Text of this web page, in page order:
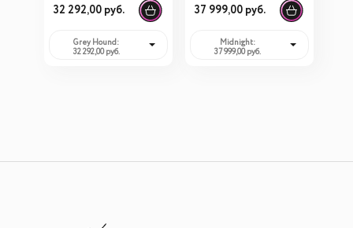
32 292,00 руб.
Grey Hound:
32 292,00 руб.
велосипед Doona
Liki Trike Limited
Edition Midnight
37 999,00 руб.
Midnight:
37 999,00 руб.